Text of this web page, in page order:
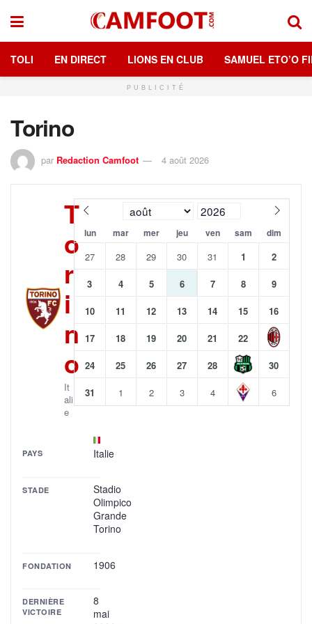
TOLI EN DIRECT LIONS EN CLUB SAMUEL ETO’O
PUBLICITÉ
Torino
par Redaction Camfoot 4 août 2026
T
o
r
i
n
o
It
ali
e
PAYS Italie
STADE
Stadio
Olimpico
Grande
Torino
FONDATION 1906
DERNIÈRE
VICTOIRE
8
mai
lun mar mer jeu ven sam dim
27 28 29 30 31 1 2
3 4 5 6 7 8 9
10 11 12 13 14 15 16
17 18 19 20 21 22
24 25 26 27 28 30
31 1 2 3 4 6